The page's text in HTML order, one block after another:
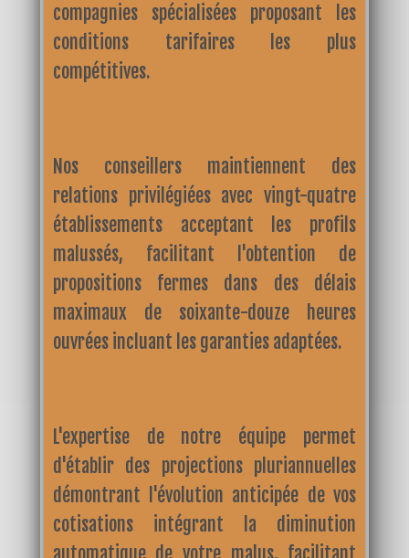
compagnies spécialisées proposant les
conditions tarifaires les plus
compétitives.
Nos conseillers maintiennent des
relations privilégiées avec vingt-quatre
établissements acceptant les profils
malussés, facilitant l'obtention de
propositions fermes dans des délais
maximaux de soixante-douze heures
ouvrées incluant les garanties adaptées.
L'expertise de notre équipe permet
d'établir des projections pluriannuelles
démontrant l'évolution anticipée de vos
cotisations intégrant la diminution